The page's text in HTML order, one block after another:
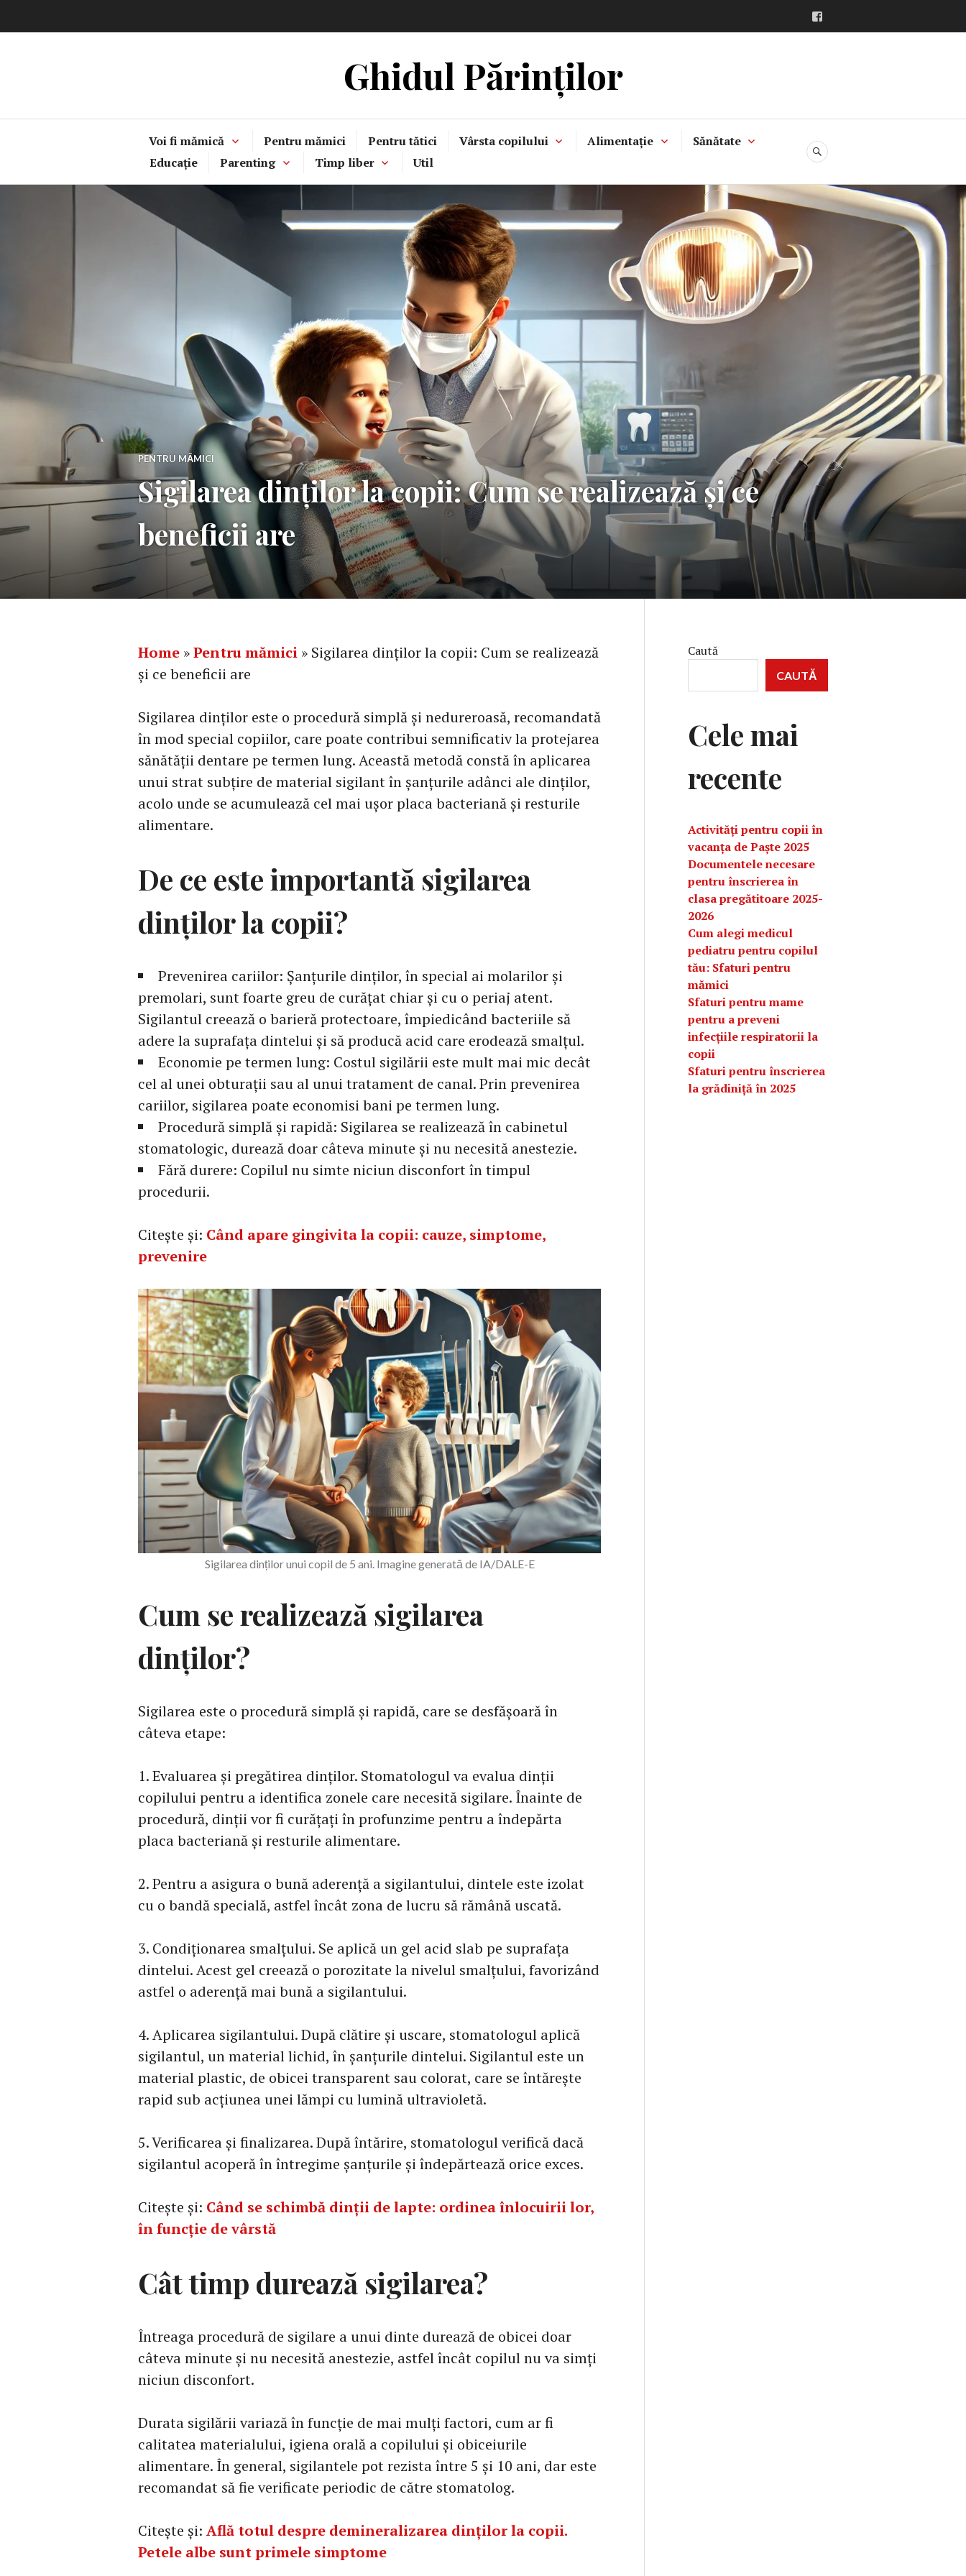
la
Ghidul Părinților
Voi fi mămică Pentru mămici Pentru tătici Vârsta copilului Alimentație
Sănătate
Educație
Parenting Timp liber Util
CĂUTARE
PENTRU MĂMICI
Sigilarea dinților la copii: Cum se realizează și ce
beneficii are
Home »Pentru mămici » Sigilarea dinților la copii: Cum se realizează
și ce beneficii are
Sigilarea dinților este o procedură simplă și nedureroasă, recomandată
în mod special copiilor, care poate contribui semnificativ la protejarea
sănătății dentare pe termen lung. Această metodă constă în aplicarea
unui strat subțire de material sigilant în șanțurile adânci ale dinților,
acolo unde se acumulează cel mai ușor placa bacteriană și resturile
alimentare.
De ce este importantă sigilarea
dinților la copii?
Prevenirea cariilor: Șanțurile dinților, în special ai molarilor și
premolari, sunt foarte greu de curățat chiar și cu o periaj atent.
Sigilantul creează o barieră protectoare, împiedicând bacteriile să
adere la suprafața dintelui și să producă acid care erodează smalțul.
Economie pe termen lung: Costul sigilării este mult mai mic decât
cel al unei obturații sau al unui tratament de canal. Prin prevenirea
cariilor, sigilarea poate economisi bani pe termen lung.
Procedură simplă și rapidă: Sigilarea se realizează în cabinetul
stomatologic, durează doar câteva minute și nu necesită anestezie.
Fără durere: Copilul nu simte niciun disconfort în timpul
procedurii.
Citește și: Când apare gingivita la copii: cauze, simptome,
prevenire
Sigilarea dinților unui copil de 5 ani. Imagine generată de IA/DALE-E
Cum se realizează sigilarea
dinților?
Sigilarea este o procedură simplă și rapidă, care se desfășoară în
câteva etape:
1. Evaluarea și pregătirea dinților. Stomatologul va evalua dinții
copilului pentru a identifica zonele care necesită sigilare. Înainte de
procedură, dinții vor fi curățați în profunzime pentru a îndepărta
placa bacteriană și resturile alimentare.
2. Pentru a asigura o bună aderență a sigilantului, dintele este izolat
cu o bandă specială, astfel încât zona de lucru să rămână uscată.
3. Condiționarea smalțului. Se aplică un gel acid slab pe suprafața
dintelui. Acest gel creează o porozitate la nivelul smalțului, favorizând
astfel o aderență mai bună a sigilantului.
4. Aplicarea sigilantului. După clătire și uscare, stomatologul aplică
sigilantul, un material lichid, în șanțurile dintelui. Sigilantul este un
material plastic, de obicei transparent sau colorat, care se întărește
rapid sub acțiunea unei lămpi cu lumină ultravioletă.
5. Verificarea și finalizarea. După întărire, stomatologul verifică dacă
sigilantul acoperă în întregime șanțurile și îndepărtează orice exces.
Citește și: Când se schimbă dinții de lapte: ordinea înlocuirii lor,
în funcție de vârstă
Cât timp durează sigilarea?
Întreaga procedură de sigilare a unui dinte durează de obicei doar
câteva minute și nu necesită anestezie, astfel încât copilul nu va simți
niciun disconfort.
Durata sigilării variază în funcție de mai mulți factori, cum ar fi
calitatea materialului, igiena orală a copilului și obiceiurile
alimentare. În general, sigilantele pot rezista între 5 și 10 ani, dar este
recomandat să fie verificate periodic de către stomatolog.
Citește și: Află totul despre demineralizarea dinților la copii.
Petele albe sunt primele simptome
Caută
CAUTĂ
Cele mai
recente
Activități pentru copii în
vacanța de Paște 2025
Documentele necesare
pentru înscrierea în
clasa pregătitoare 2025-
2026
Cum alegi medicul
pediatru pentru copilul
tău: Sfaturi pentru
mămici
Sfaturi pentru mame
pentru a preveni
infecțiile respiratorii la
copii
Sfaturi pentru înscrierea
la grădiniță în 2025